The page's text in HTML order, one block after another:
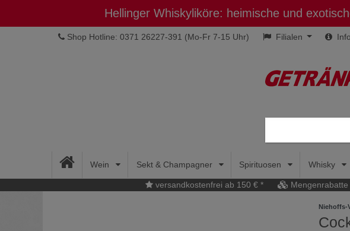
Hellinger Whiskyliköre: heimische und
Shop Hotline: 0371 26227-391 (Mo-Fr 7-15 Uhr) Filialen Info
Wein Sekt & Champagner Spirituosen Whisky
versandkostenfrei ab 150 € * Mengenrabatte
Niehoffs-